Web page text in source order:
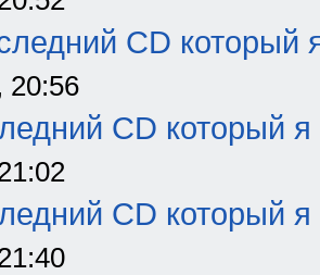
CD который
20:56
CD который я
CD который я